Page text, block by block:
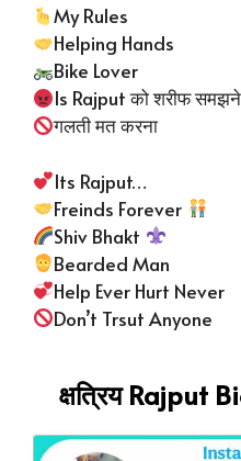
My Rules
Helping Hands
Bike Lover
Is Rajput को शरीफ
गलती मत करना
Its Rajput…
Freinds Forever
Shiv Bhakt
Bearded Man
Help Ever Hurt Never
Don’t Trsut Anyone
क्षत्रिय Rajput